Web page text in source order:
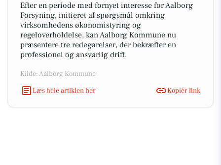
Efter en periode med fornyet interesse for Aalborg
Forsyning, initieret af spørgsmål omkring
virksomhedens økonomistyring og
regeloverholdelse, kan Aalborg Kommune nu
præsentere tre redegørelser, der bekræfter en
professionel og ansvarlig drift.
Kilde: Aalborg Kommune
Læs hele artiklen her
Kopiér link